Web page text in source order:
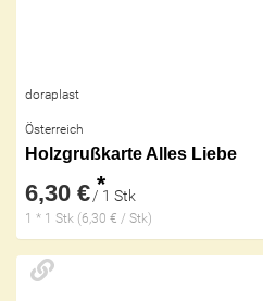
doraplast
Österreich
Holzgrußkarte Alles Liebe
6,30 € *
/ 1 Stk
1 * 1 Stk (6,30 € / Stk)